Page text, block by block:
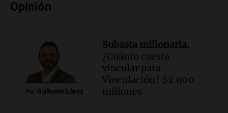
Opinión
Por Guillermo López
Subasta millonaria.
¿Cuánto cuesta
vincular para
Vinculación? $2.000
millones